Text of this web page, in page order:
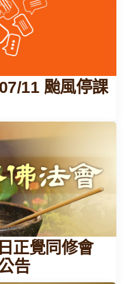
11 颱風停課
正覺同修會
告